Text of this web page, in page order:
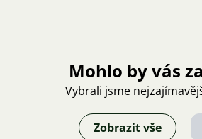
Mohlo by vás
Vybrali jsme
Zobrazit vše